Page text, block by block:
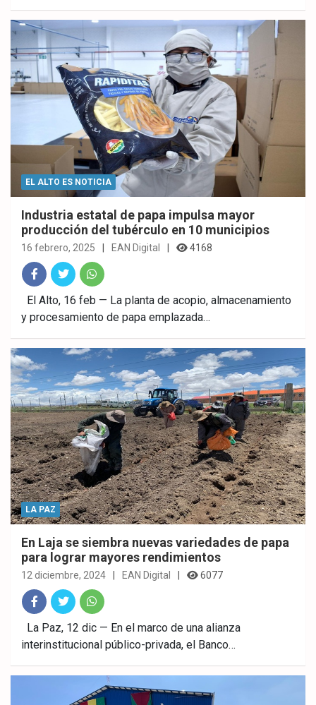
ok
p
EL ALTO ES NOTICIA
Industria estatal de papa impulsa mayor
producción del tubérculo en 10 municipios
16 febrero, 2025 EAN Digital 4168
Fac
ebo
ok
Twitt
er
What
sAp
p
El Alto, 16 feb — La planta de acopio, almacenamiento
y procesamiento de papa emplazada…
LA PAZ
En Laja se siembra nuevas variedades de papa
para lograr mayores rendimientos
12 diciembre, 2024 EAN Digital 6077
Fac
ebo
ok
Twitt
er
What
sAp
p
La Paz, 12 dic — En el marco de una alianza
interinstitucional público-privada, el Banco…